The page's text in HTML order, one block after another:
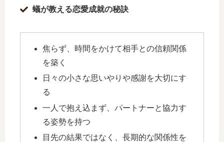
蟻が教える恋愛成就の秘訣
焦らず、時間をかけて相手との信頼関係
を築く
日々の小さな思いやりや感謝を大切にす
る
一人で抱え込まず、パートナーと協力す
る姿勢を持つ
目先の結果ではなく、長期的な関係性を